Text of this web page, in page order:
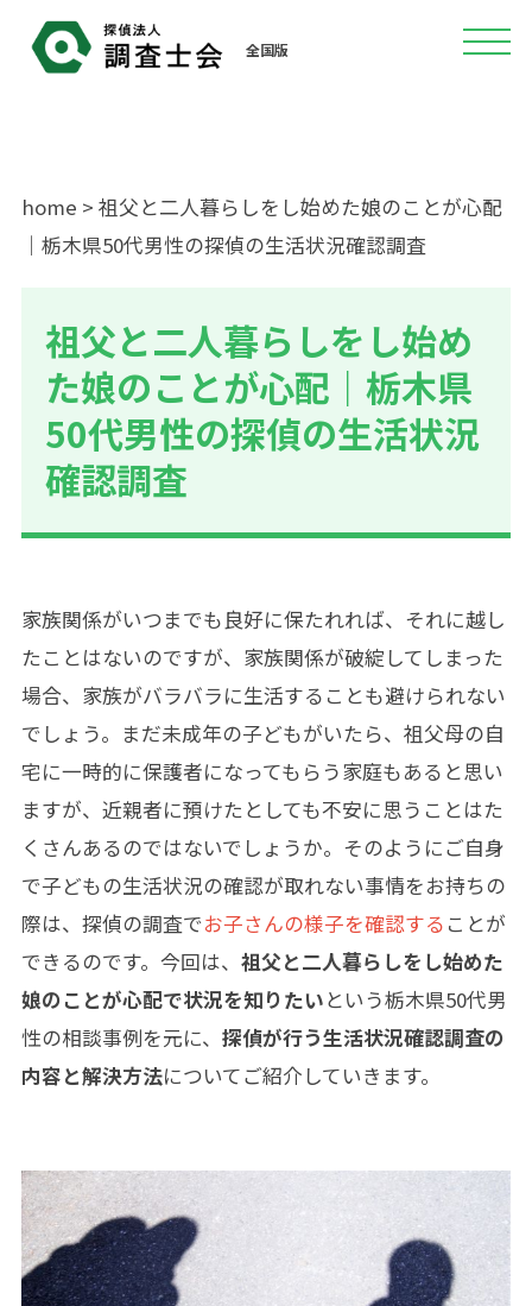
全国版
home > 祖父と二人暮らしをし始めた娘のことが心配
｜栃木県50代男性の探偵の生活状況確認調査
祖父と二人暮らしをし始め
た娘のことが心配｜栃木県
50代男性の探偵の生活状況
確認調査
家族関係がいつまでも良好に保たれれば、それに越し
たことはないのですが、家族関係が破綻してしまった
場合、家族がバラバラに生活することも避けられない
でしょう。まだ未成年の子どもがいたら、祖父母の自
宅に一時的に保護者になってもらう家庭もあると思い
ますが、近親者に預けたとしても不安に思うことはた
くさんあるのではないでしょうか。そのようにご自身
で子どもの生活状況の確認が取れない事情をお持ちの
際は、探偵の調査でお子さんの様子を確認する ことが
できるのです。今回は、 祖父と二人暮らしをし始めた
娘のことが心配で状況を知りたいという栃木県50代男
性の相談事例を元に、 探偵が行う生活状況確認調査の
内容と解決方法についてご紹介していきます。